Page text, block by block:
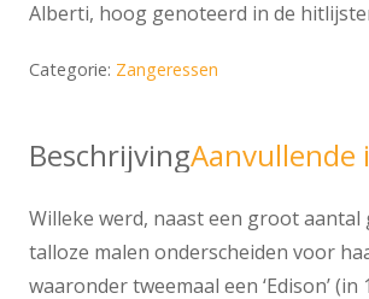
Alberti, hoog genoteerd in de
Categorie: Zangeressen
Beschrijving
Willeke werd, naast een groot aantal
talloze malen onderscheiden voor
waaronder tweemaal een ‘Edison’ (in